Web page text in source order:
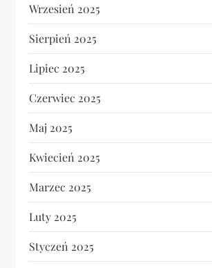
Wrzesień 2025
Sierpień 2025
Lipiec 2025
Czerwiec 2025
Maj 2025
Kwiecień 2025
Marzec 2025
Luty 2025
Styczeń 2025